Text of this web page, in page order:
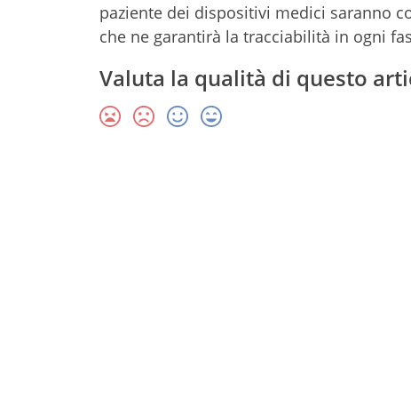
paziente dei dispositivi medici saranno
che ne garantirà la tracciabilità in ogni
Valuta la qualità di questo